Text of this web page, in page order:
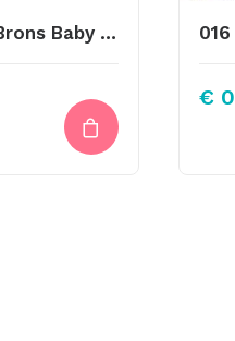
Metalen Label Brons Baby 23x10mm
€